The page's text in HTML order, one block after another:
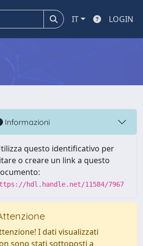
IT LOGIN
Informazioni
questo identificativo per
o creare un link a questo
hdl.handle.net/11584/7967
I dati visualizzati
sono stati sottoposti a